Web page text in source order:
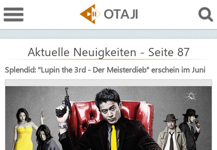
Aktuelle Neuigkeiten - Seite 87
Splendid: "Lupin the 3rd - Der Meisterdieb" erschein im Juni